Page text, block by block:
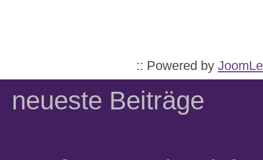
:: Powered by
neueste Beiträge